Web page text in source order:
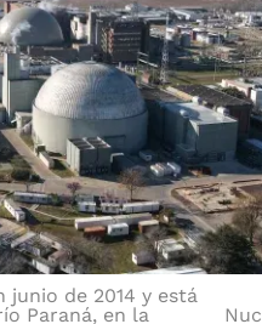
de 2014 y está
Paraná, en la